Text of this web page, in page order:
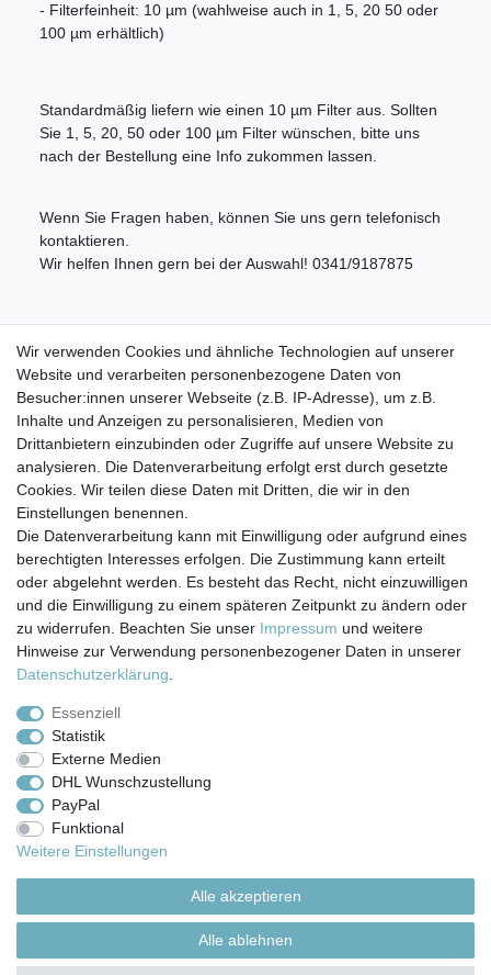
- Filterfeinheit: 10 µm (wahlweise auch in 1, 5, 20 50 oder
100 µm erhältlich)
Standardmäßig liefern wie einen 10 µm Filter aus. Sollten
Sie 1, 5, 20, 50 oder 100 µm Filter wünschen, bitte uns
nach der Bestellung eine Info zukommen lassen.
Wenn Sie Fragen haben, können Sie uns gern telefonisch
kontaktieren.
Wir helfen Ihnen gern bei der Auswahl! 0341/9187875
1x Wasserfiltergehäuse mit 3/4" Innengewinde + Wandhalterung
+ Gehäuseschlüssel
1x Sedimentfilter gewickelt 10 µm (passend zum Gehäuse)
Impressum Daten­schutz­erklärung AGB
Barrierefreiheitserklärung Widerrufs­recht
Versand- & Zahlungsbedingungen
Wir verwenden Cookies und ähnliche Technologien auf unserer
Website und verarbeiten personenbezogene Daten von
Besucher:innen unserer Webseite (z.B. IP-Adresse), um z.B.
Inhalte und Anzeigen zu personalisieren, Medien von
Drittanbietern einzubinden oder Zugriffe auf unsere Website zu
analysieren. Die Datenverarbeitung erfolgt erst durch gesetzte
Cookies. Wir teilen diese Daten mit Dritten, die wir in den
Einstellungen benennen.
Die Datenverarbeitung kann mit Einwilligung oder aufgrund eines
berechtigten Interesses erfolgen. Die Zustimmung kann erteilt
oder abgelehnt werden. Es besteht das Recht, nicht einzuwilligen
und die Einwilligung zu einem späteren Zeitpunkt zu ändern oder
zu widerrufen. Beachten Sie unser Impressum und weitere
Hinweise zur Verwendung personenbezogener Daten in unserer
Daten­schutz­erklärung
Essenziell
Statistik
Externe Medien
DHL Wunschzustellung
PayPal
Funktional
Weitere Einstellungen
Alle akzeptieren
Alle ablehnen